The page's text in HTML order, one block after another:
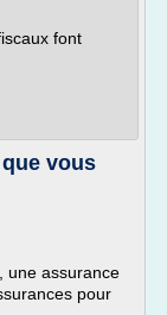
font
vous
une assurance
pour